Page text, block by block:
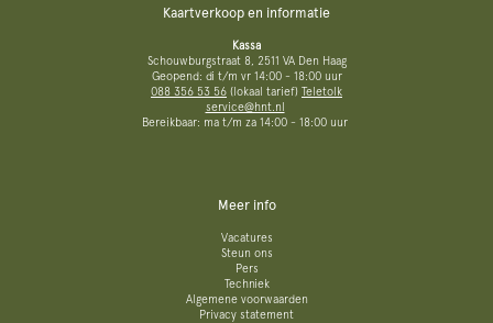
Kaartverkoop en informatie
Kassa
Schouwburgstraat 8, 2511 VA Den Haag
Geopend: di t/m vr 14:00 - 18:00 uur
088 356 53 56 (lokaal tarief) Teletolk
service@hnt.nl
Bereikbaar: ma t/m za 14:00 - 18:00 uur
Meer info
Vacatures
Steun ons
Pers
Techniek
Algemene voorwaarden
Privacy statement